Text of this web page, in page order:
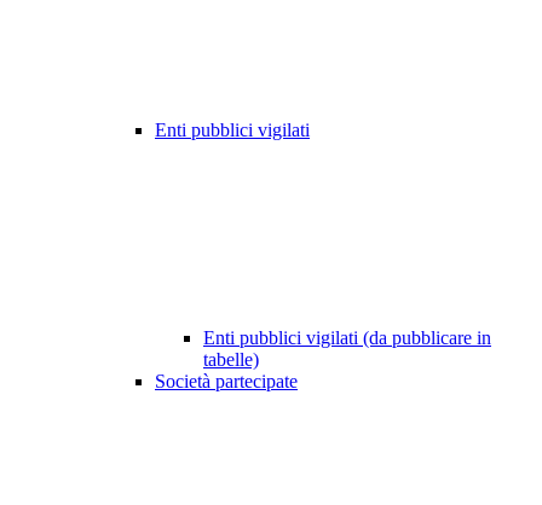
Enti pubblici vigilati
Enti pubblici vigilati (da pubblicare in
tabelle)
Società partecipate